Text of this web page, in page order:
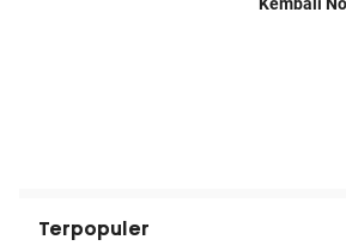
Terpopuler